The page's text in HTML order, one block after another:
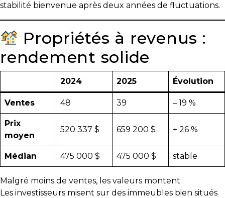
Pour
vendre
rapidement,
faites
bonne
impression!
Activi-
T
Programme
Visibili-
T
Programmes
exclusifs
stabilité bienvenue après deux années de fluctuations.
Propriétés à revenus :
rendement solide
2024 2025 Évolution
Ventes 48 39 – 19 %
Prix
moyen
520 337 $ 659 200 $ + 26 %
Médian 475 000 $ 475 000 $ stable
Malgré moins de ventes, les valeurs montent.
Les investisseurs misent sur des immeubles bien situés